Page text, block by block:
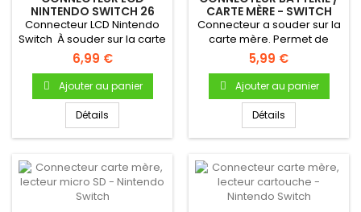
NINTENDO SWITCH 26
PINS
Connecteur LCD Nintendo
Switch À souder sur la carte
mère de votre console...
6,99 €
Ajouter au panier
Détails
CARTE MÈRE - SWITCH
Connecteur a souder sur la
carte mère. Permet de
connecter la batterie à la...
5,99 €
Ajouter au panier
Détails